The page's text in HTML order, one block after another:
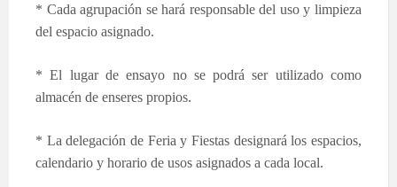
* Cada agrupación se hará responsable del uso y limpieza
del espacio asignado.
* El lugar de ensayo no se podrá ser utilizado como
almacén de enseres propios.
* La delegación de Feria y Fiestas designará los espacios,
calendario y horario de usos asignados a cada local.